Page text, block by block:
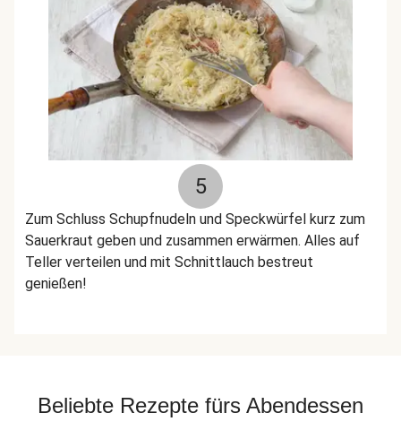
5
Zum Schluss Schupfnudeln und Speckwürfel kurz zum
Sauerkraut geben und zusammen erwärmen. Alles auf
Teller verteilen und mit Schnittlauch bestreut
genießen!
Beliebte Rezepte fürs Abendessen